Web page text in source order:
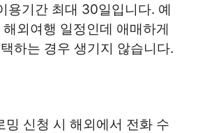
용기간 최대 30일입니다. 예
외여행 일정인데 애매하게
하는 경우 생기지 않습니다.
밍 신청 시 해외에서 전화 수